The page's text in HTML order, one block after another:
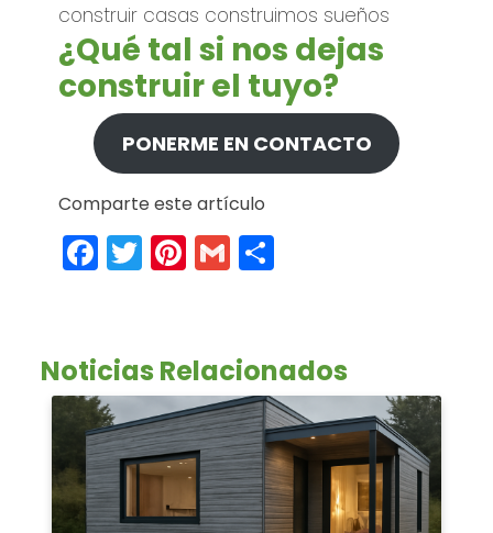
construir casas construimos sueños
¿Qué tal si nos dejas
construir el tuyo?
PONERME EN CONTACTO
Comparte este artículo
Facebook
Twitter
Pinterest
Gmail
Noticias Relacionados